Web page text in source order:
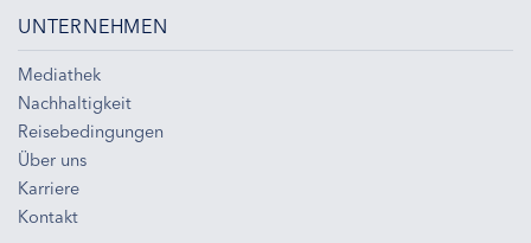
UNTERNEHMEN
Mediathek
Nachhaltigkeit
Reisebedingungen
Über uns
Karriere
Kontakt